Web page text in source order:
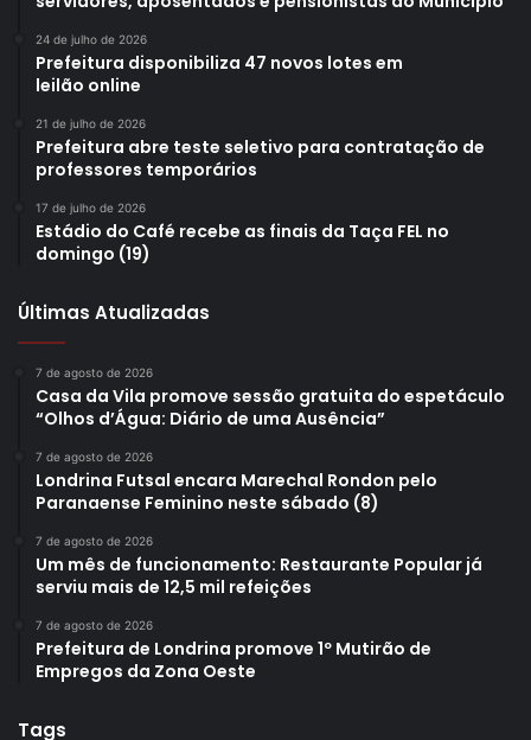
24 de julho de 2026
Prefeitura disponibiliza 47 novos lotes em
leilão online
21 de julho de 2026
Prefeitura abre teste seletivo para contratação de
professores temporários
17 de julho de 2026
Estádio do Café recebe as finais da Taça FEL no
domingo (19)
Últimas Atualizadas
7 de agosto de 2026
Casa da Vila promove sessão gratuita do espetáculo
“Olhos d’Água: Diário de uma Ausência”
7 de agosto de 2026
Londrina Futsal encara Marechal Rondon pelo
Paranaense Feminino neste sábado (8)
7 de agosto de 2026
Um mês de funcionamento: Restaurante Popular já
serviu mais de 12,5 mil refeições
7 de agosto de 2026
Prefeitura de Londrina promove 1º Mutirão de
Empregos da Zona Oeste
Tags